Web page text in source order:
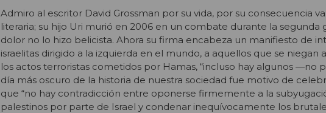
Admiro al escritor David Grossman por su vida, por su consecuencia
literaria; su hijo Uri murió en 2006 en un combate durante la segunda
dolor no lo hizo belicista. Ahora su firma encabeza un manifiesto de
israelitas dirigido a la izquierda en el mundo, a aquellos que se niegan
los actos terroristas cometidos por Hamas, “incluso hay algunos —no
día más oscuro de la historia de nuestra sociedad fue motivo de
que “no hay contradicción entre oponerse firmemente a la
palestinos por parte de Israel y condenar inequívocamente los